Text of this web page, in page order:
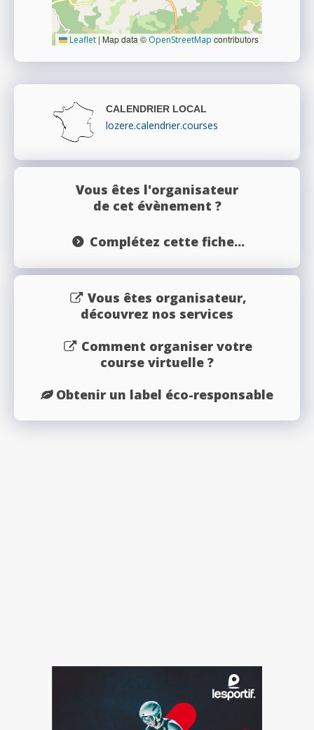
Leaflet | Map data ©OpenStreetMap contributors
CALENDRIER LOCAL
lozere.calendrier.courses
Vous êtes l'organisateur
de cet évènement ?
Complétez cette fiche...
Vous êtes organisateur,
découvrez nos services
Comment organiser votre
course virtuelle ?
Obtenir un label éco-responsable